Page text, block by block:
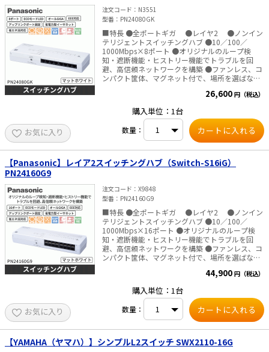
ていないポートを自動判別し電力供給を抑える省
電力機能を搭載しています。全ポートのパソコン
をシャットダウンした場合は最大 81.4％の省電力
が可能です。 ■仕様
注文コード
N3551
型番
PN24080GK
■特長 ●全ポートギガ ●レイヤ2 ●ノンイン
テリジェントスイッチングハブ ●10／100／
1000Mbps×8ポート ●オリジナルのループ検
知・遮断機能・ヒストリー機能でトラブルを回
避、高信頼ネットワークを構築 ●ファンレス、コ
ンパクト筐体、マグネット付で、場所を選ばない
むように本体色を「マットホワイト」へ変更 ●デ
る設計 ●ポートに接続したケーブルを束ねて留め
るためのLANケーブル固定用穴を筐体に実装、美
観を損ねない ■仕様
26,600 円（税込）
お気に入り
購入単位：1台
数量：
【Panasonic】レイア2スイッチングハブ（Switch-S16iG）
PN24160G9
注文コード
X9848
型番
PN24160G9
■特長 ●全ポートギガ ●レイヤ2 ●ノンイン
テリジェントスイッチングハブ ●10／100／
1000Mbps×16ポート ●オリジナルのループ検
知・遮断機能・ヒストリー機能でトラブルを回
避、高信頼ネットワークを構築 ●ファンレス、コ
ンパクト筐体、マグネット付で、場所を選ばない
むように本体色を「マットホワイト」へ変更しま
を抑止する設計 ●ポートに接続したケーブルを束
ねて留めるためのLANケーブル固定用穴を筐体に
実装、美観を損ねない ■仕様
44,900 円（税込）
お気に入り
購入単位：1台
数量：
【YAMAHA（ヤマハ）】シンプルL2スイッチ SWX2110-16G